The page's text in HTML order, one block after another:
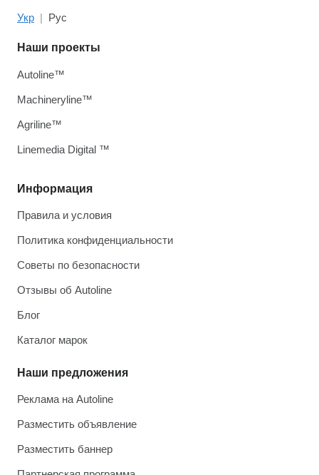
Укр Рус
Информация
Правила и условия
Политика конфиденциальности
Советы по безопасности
Отзывы об Autoline
Блог
Каталог марок
Наши предложения
Реклама на Autoline
Разместить объявление
Разместить баннер
Наши проекты
Autoline™
Machineryline™
Agriline™
Linemedia Digital ™